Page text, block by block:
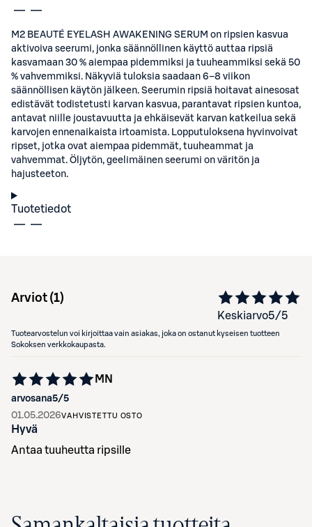
M2 BEAUTÉ EYELASH AWAKENING SERUM on ripsien kasvua
aktivoiva seerumi, jonka säännöllinen käyttö auttaa ripsiä
kasvamaan 30 % aiempaa pidemmiksi ja tuuheammiksi sekä 50
% vahvemmiksi. Näkyviä tuloksia saadaan 6–8 viikon
säännöllisen käytön jälkeen. Seerumin ripsiä hoitavat ainesosat
edistävät todistetusti karvan kasvua, parantavat ripsien kuntoa,
antavat niille joustavuutta ja ehkäisevät karvan katkeilua sekä
karvojen ennenaikaista irtoamista. Lopputuloksena hyvinvoivat
ripset, jotka ovat aiempaa pidemmät, tuuheammat ja
vahvemmat. Öljytön, geelimäinen seerumi on väritön ja
hajusteeton.
Tuotetiedot
Arviot (1)
Keskiarvo5/5
Tuotearvostelun voi kirjoittaa vain asiakas, joka on ostanut kyseisen tuotteen
Sokoksen verkkokaupasta.
arvosana5/5
MN
01.05.2026VAHVISTETTU OSTO
Hyvä
Antaa tuuheutta ripsille